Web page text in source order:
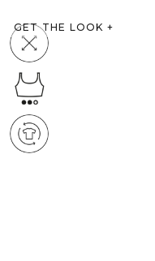
GET THE LOOK +